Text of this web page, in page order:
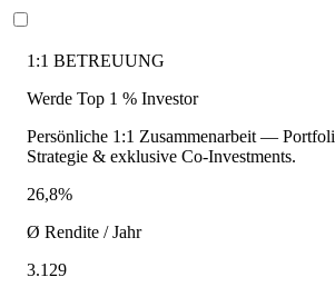
1:1 BETREUUNG
Werde Top 1 % Investor
Persönliche 1:1 Zusammenarbeit —
Strategie & exklusive Co-Investments.
26,8%
Ø Rendite / Jahr
3.129